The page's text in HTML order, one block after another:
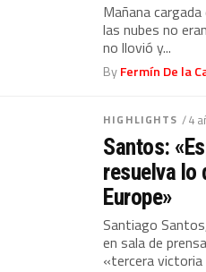
Mañana
las nubes no
no llovió y...
ByFermín De la
HIGHLIGHTS / 4
Santos:
resuelva lo
Europe»
Santiago
en sala de
«tercera victoria